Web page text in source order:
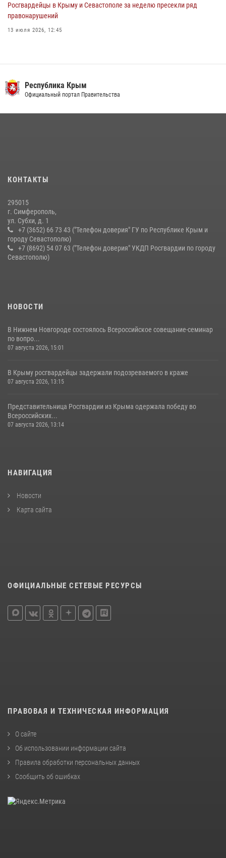
Росгвардейцы в Крыму и Севастополе за неделю пресекли ряд
правонарушений
13 июля 2026, 12:45
В Ялте росгвардейцы задержали подозреваемого в краже
Республика Крым
Официальный портал Правительства
КОНТАКТЫ
295015
г. Симферополь,
ул. Субхи, д. 1
+7 (3652) 66 73 43 ("Телефон доверия" ГУ по Республике Крым и
городу Севастополю)
+7 (8692) 54 07 63 ("Телефон доверия" УКДП Росгвардии по городу
Севастополю)
НОВОСТИ
В Нижнем Новгороде состоялось Всероссийское совещание-семинар
по вопро...
07 августа 2026, 15:01
В Крыму росгвардейцы задержали подозреваемого в краже
07 августа 2026, 13:15
Представительница Росгвардии из Крыма одержала победу во
Всероссийских...
07 августа 2026, 13:14
НАВИГАЦИЯ
Новости
Карта сайта
ОФИЦИАЛЬНЫЕ СЕТЕВЫЕ РЕСУРСЫ
ПРАВОВАЯ И ТЕХНИЧЕСКАЯ ИНФОРМАЦИЯ
О сайте
Об использовании информации сайта
Правила обработки персональных данных
Сообщить об ошибках